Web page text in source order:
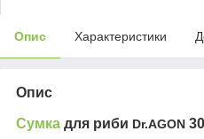
Опис Характеристики
Опис
Сумка для риби Dr.AGON